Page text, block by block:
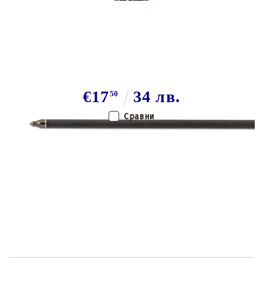
€1750 34 лв.
Сравни